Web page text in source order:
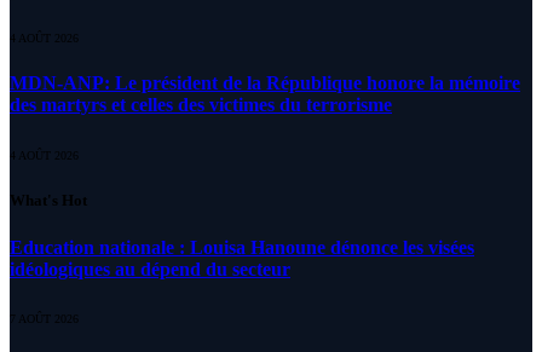
4 AOÛT 2026
MDN-ANP: Le président de la République honore la mémoire
des martyrs et celles des victimes du terrorisme
4 AOÛT 2026
What's Hot
Education nationale : Louisa Hanoune dénonce les visées
idéologiques au dépend du secteur
7 AOÛT 2026